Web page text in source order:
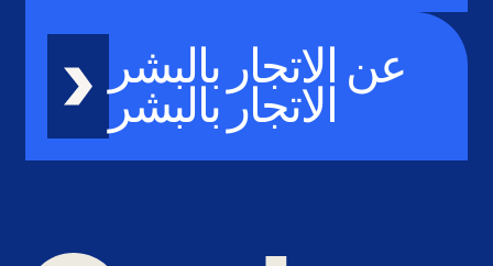
عن الاتجار بالبشر
الاتجار بالبشر